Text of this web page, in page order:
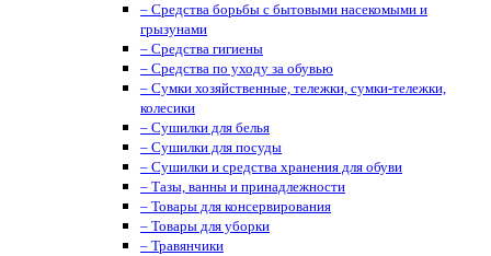
– Средства борьбы с бытовыми насекомыми и
грызунами
– Средства гигиены
– Средства по уходу за обувью
– Сумки хозяйственные, тележки, сумки-тележки,
колесики
– Сушилки для белья
– Сушилки для посуды
– Сушилки и средства хранения для обуви
– Тазы, ванны и принадлежности
– Товары для консервирования
– Товары для уборки
– Травянчики